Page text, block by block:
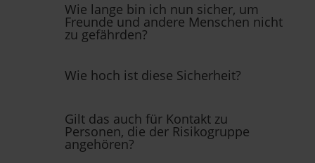
Wie lange bin ich nun sicher, um
Freunde und andere Menschen nicht
zu gefährden?
Wie hoch ist diese Sicherheit?
Gilt das auch für Kontakt zu
Personen, die der Risikogruppe
angehören?